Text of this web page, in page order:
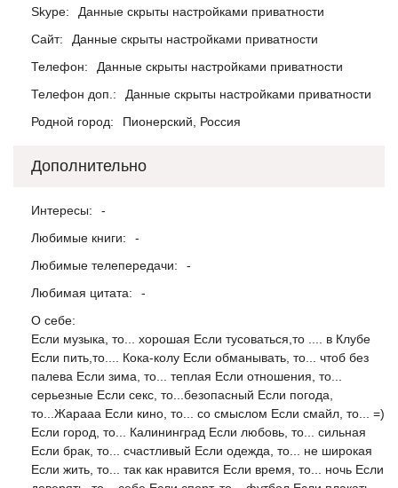
Skype:
Данные скрыты настройками приватности
Сайт:
Данные скрыты настройками приватности
Телефон:
Данные скрыты настройками приватности
Телефон доп.:
Данные скрыты настройками приватности
Родной город:
Пионерский, Россия
Дополнительно
Интересы:
-
Любимые книги:
-
Любимые телепередачи:
-
Любимая цитата:
-
О себе:
Если музыка, то... хорошая Если тусоваться,то .... в Клубе
Если пить,то.... Кока-колу Если обманывать, то... чтоб без
палева Если зима, то... теплая Если отношения, то...
серьезные Если секс, то...безопасный Если погода,
то...Жарааа Если кино, то... со смыслом Если смайл, то... =)
Если город, то... Калининград Если любовь, то... сильная
Если брак, то... счастливый Если одежда, то... не широкая
Если жить, то... так как нравится Если время, то... ночь Если